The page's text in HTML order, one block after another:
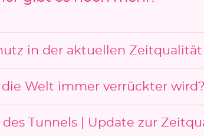
in der aktuellen Zeitqualität
Welt immer verrückter wird?
des Tunnels | Update zur